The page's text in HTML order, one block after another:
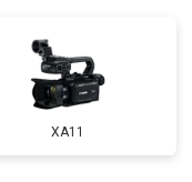
XA11